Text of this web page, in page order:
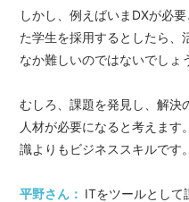
しかし、例えばいまDXが必
た学生を採用するとしたら、
なか難しいのではないでしょ
むしろ、課題を発見し、解決
人材が必要になると考えま
識よりもビジネススキルです。
平野さん： ITをツールとして